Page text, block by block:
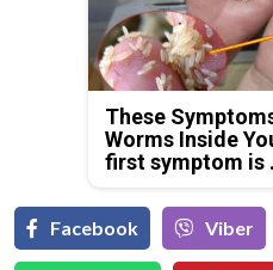
These
Worms Inside
first symptom is
Facebook Viber